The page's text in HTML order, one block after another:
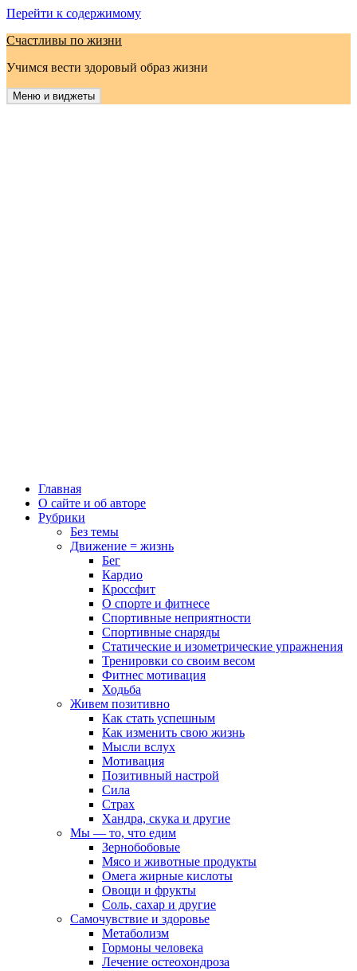
Перейти к содержимому
Счастливы по жизни
Учимся вести здоровый образ жизни
Меню и виджеты
Главная
О сайте и об авторе
Рубрики
Без темы
Движение = жизнь
Бег
Кардио
Кроссфит
О спорте и фитнесе
Спортивные неприятности
Спортивные снаряды
Статические и изометрические упражнения
Тренировки со своим весом
Фитнес мотивация
Ходьба
Живем позитивно
Как стать успешным
Как изменить свою жизнь
Мысли вслух
Мотивация
Позитивный настрой
Сила
Страх
Хандра, скука и другие
Мы — то, что едим
Зернобобовые
Мясо и животные продукты
Омега жирные кислоты
Овощи и фрукты
Соль, сахар и другие
Самочувствие и здоровье
Метаболизм
Гормоны человека
Лечение остеохондроза